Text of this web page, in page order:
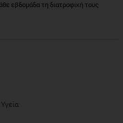
εβδομάδα τη διατροφική τους